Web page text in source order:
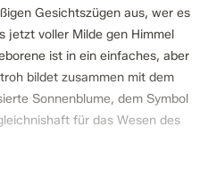
Gesichtszügen aus, wer es
jetzt voller Milde gen Himmel
ist in ein einfaches, aber
bildet zusammen mit dem
Sonnenblume, dem Symbol
für das Wesen des